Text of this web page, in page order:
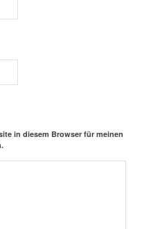
in diesem Browser für meinen